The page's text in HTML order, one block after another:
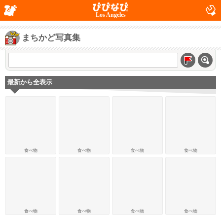
Los Angeles
まちかど写真集
最新から全表示
食べ物
食べ物
食べ物
食べ物
食べ物
食べ物
食べ物
食べ物